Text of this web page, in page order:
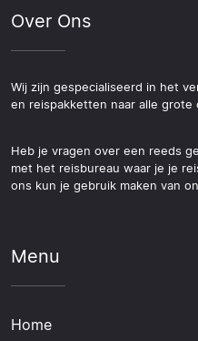
Over Ons
Wij zijn gespecialiseerd in het
en reispakketten naar alle grote
Heb je vragen over een reeds
met het reisbureau waar je je
ons kun je gebruik maken van
Menu
Home